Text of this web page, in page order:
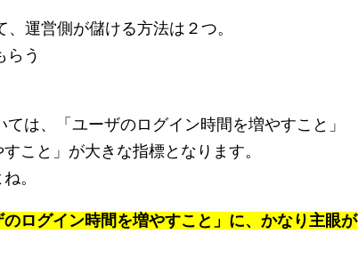
運営側が儲ける方法は２つ。
らう
は、「ユーザのログイン時間を増やすこと」
こと」が大きな指標となります。
。
のログイン時間を増やすこと」に、かなり主眼が